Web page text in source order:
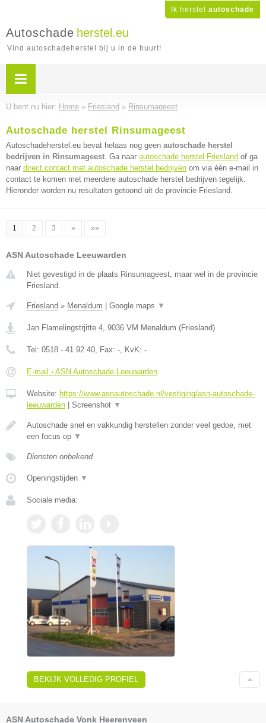
Ik herstel autoschade
Autoschade herstel.eu
Vind autoschadeherstel bij u in de buurt!
U bent nu hier: Home » Friesland » Rinsumageest
Autoschade herstel Rinsumageest
Autoschadeherstel.eu bevat helaas nog geen autoschade herstel
bedrijven in Rinsumageest. Ga naar autoschade herstel Friesland of ga
naar direct contact met autoschade herstel bedrijven om via één e-mail in
contact te komen met meerdere autoschade herstel bedrijven tegelijk.
Hieronder worden nu resultaten getoond uit de provincie Friesland.
1 2 3 » »»
ASN Autoschade Leeuwarden
Niet gevestigd in de plaats Rinsumageest, maar wel in de provincie
Friesland.
Friesland » Menaldum Google maps ▼
Jan Flamelingstrjitte 4, 9036 VM Menaldum (Friesland)
Tel: 0518 - 41 92 40, Fax: -, KvK: -
E-mail › ASN Autoschade Leeuwarden
Website: https://www.asnautoschade.nl/vestiging/asn-autoschade-
leeuwarden
Screenshot ▼
Autoschade snel en vakkundig herstellen zonder veel gedoe, met
een focus op ▼
Diensten onbekend
Openingstijden ▼
Sociale media:
BEKIJK VOLLEDIG PROFIEL
ASN Autoschade Vonk Heerenveen